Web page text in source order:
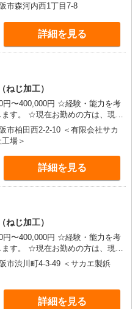
市森河内西1丁目7-8
詳細を見る
ねじ加工）
円〜400,000円 ☆経験・能力を考
ます。 ☆現在お勤めの方は、現在
ます。 ※試用期間3ヶ月あり（時
により優遇） 習得度により期
市柏田西2-2-10 ＜有限会社サカ
場＞
詳細を見る
ねじ加工）
円〜400,000円 ☆経験・能力を考
ます。 ☆現在お勤めの方は、現在
ます。 ※試用期間3ヶ月あり（時
により優遇） 習得度により期
市渋川町4-3-49 ＜サカエ製鋲
詳細を見る